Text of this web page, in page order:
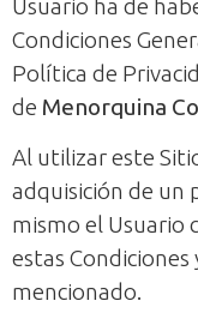
Usuario ha de
Condiciones
Política de
de Menorquina
Al utilizar este
adquisición de un
mismo el Usuario
estas
mencionado.